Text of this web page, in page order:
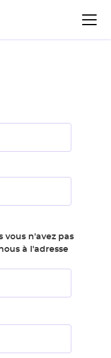
vous n'avez pas
à l'adresse